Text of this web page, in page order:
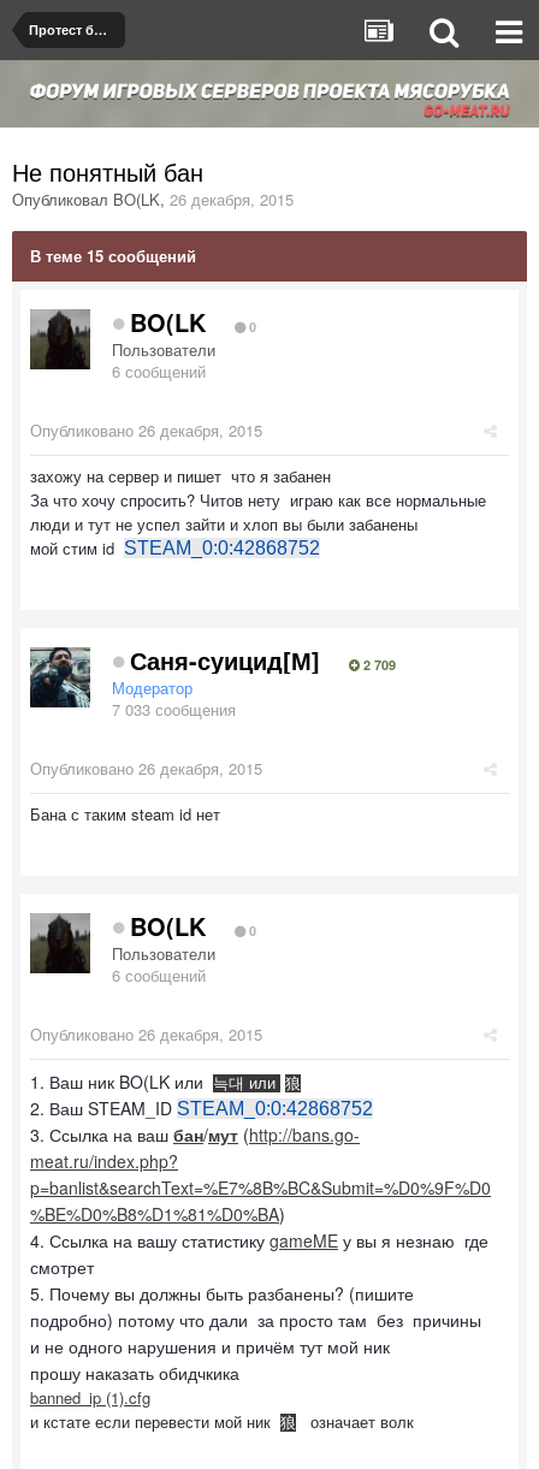
Протест бана/мута
Не понятный бан
Опубликовал BO(LK, 26 декабря, 2015
В теме 15 сообщений
BO(LK 0
Пользователи
6 сообщений
Опубликовано 26 декабря, 2015
захожу на сервер и пишет что я забанен
За что хочу спросить? Читов нету играю как все нормальные
люди и тут не успел зайти и хлоп вы были забанены
мой стим id STEAM_0:0:42868752
Саня-суицид[М] 2 709
Модератор
7 033 сообщения
Опубликовано 26 декабря, 2015
Бана с таким steam id нет
BO(LK 0
Пользователи
6 сообщений
Опубликовано 26 декабря, 2015
1. Ваш ник BO(LK или 늑대 или 狼
2. Ваш STEAM_ID STEAM_0:0:42868752
3. Ссылка на ваш бан/мут (http://bans.go-
meat.ru/index.php?
p=banlist&searchText=%E7%8B%BC&Submit=%D0%9F%D0
%BE%D0%B8%D1%81%D0%BA)
4. Ссылка на вашу статистику gameME у вы я незнаю где
смотрет
5. Почему вы должны быть разбанены? (пишите
подробно) потому что дали за просто там без причины
и не одного нарушения и причём тут мой ник
прошу наказать обидчкика
banned_ip (1).cfg
и кстате если перевести мой ник 狼 означает волк